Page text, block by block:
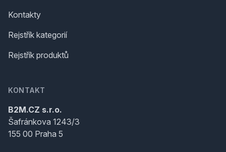
Kontakty
Rejstřík kategorií
Rejstřík produktů
KONTAKT
B2M.CZ s.r.o.
Šafránkova 1243/3
155 00 Praha 5